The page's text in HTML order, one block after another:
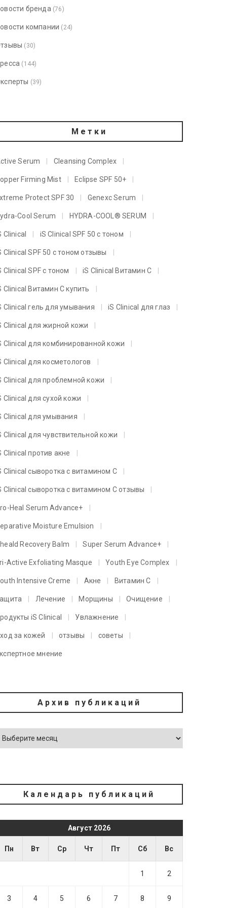
бренда (76)
компании (24)
(30)
(144)
(39)
Метки
Serum Cleansing Complex
Firming Mist Eclipse SPF 50+
Protect SPF 30 Genexc Serum
Cool Serum HYDRA-COOL® SERUM
Clinical iS Clinical SPF 50 с тоном
Clinical SPF 50 с тоном отзывы
Clinical SPF с тоном iS Clinical Витамин C
Clinical Витамин C купить
Clinical гель для умывания iS Clinical для глаз
Clinical для жирной кожи
Clinical для комбинированной кожи
Clinical для косметологов
Clinical для проблемной кожи
Clinical для сухой кожи
Clinical для умывания
Clinical для чувствительной кожи
Clinical против акне
Clinical сыворотка с витамином C
Clinical сыворотка с витамином C отзывы
Heal Serum Advance+
Moisture Emulsion
Recovery Balm Super Serum Advance+
Active Exfoliating Masque Youth Eye Complex
Intensive Creme Акне Витамин C
Лечение Морщины Очищение
iS Clinical Увлажнение
за кожей отзывы советы
мнение
Архив публикаций
Календарь публикаций
Август 2026
Пн Вт Ср Чт Пт Сб Вс
1 2
3 4 5 6 7 8 9